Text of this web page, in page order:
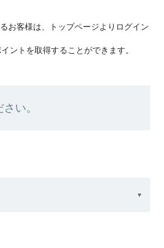
お客様は、トップページよりログイン
ントを取得することができます。
い。